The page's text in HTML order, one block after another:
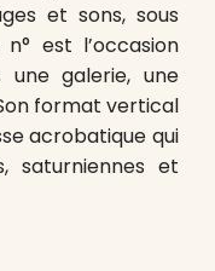
et sons, sous
est l’occasion
une galerie, une
format vertical
acrobatique qui
saturniennes et